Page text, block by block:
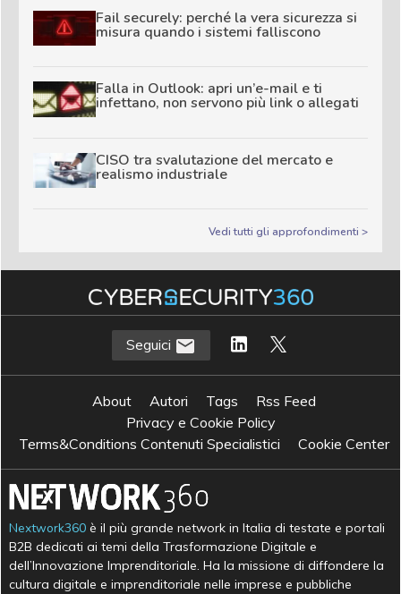
Fail securely: perché la vera sicurezza si
misura quando i sistemi falliscono
Falla in Outlook: apri un’e-mail e ti
infettano, non servono più link o allegati
CISO tra svalutazione del mercato e
realismo industriale
Vedi tutti gli approfondimenti >
Seguici
About Autori Tags
Rss Feed
Privacy e Cookie Policy
Terms&Conditions Contenuti Specialistici
Cookie Center
Nextwork360 è il più grande network in Italia di testate e portali
B2B dedicati ai temi della Trasformazione Digitale e
dell’Innovazione Imprenditoriale. Ha la missione di diffondere la
cultura digitale e imprenditoriale nelle imprese e pubbliche